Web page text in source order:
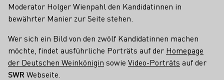
Moderator Holger Wienpahl den Kandidatinnen in
bewährter Manier zur Seite stehen.
Wer sich ein Bild von den zwölf Kandidatinnen machen
möchte, findet ausführliche Porträts auf der Homepage
der Deutschen Weinkönigin sowie Video-Porträts auf der
SWR Webseite.